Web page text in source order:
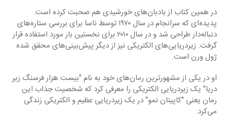
در همین کتاب از بادبان‌های خورشیدی هم صحبت کرده است.
پدیده‌ای که سرانجام در سال ۱۹۷۰ توسط ناسا برای بررسی ستاره‌های
دنباله‌دار طراحی شد و در سال ۲۰۱۰ برای نخستین بار مورد استفاده قرار
گرفت. زیردریایی‌های الکتریکی نیز از دیگر پیش‌بینی‌های محقق شده
ژول ورن است.
او در یکی از مشهورترین رمان‌های خود به نام "بیست هزار فرسنگ زیر
دریا" یک زیردریایی الکتریکی را معرفی کرد که شخصیت جذاب این
رمان یعنی "کاپیتان نمو" در یک زیردریایی عظیم و الکتریکی زندگی
می‌کرد.